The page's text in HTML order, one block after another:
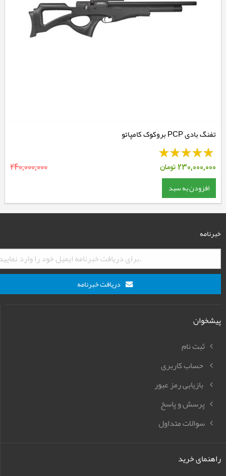
تفنگ بادی PCP بروکوک کامپاتو
230,000,000تومان 240,000,000
افزودن به سبد
خبرنامه
دریافت خبرنامه
پیشخوان
ثبت نام
حساب کاربری
بازیابی رمز عبور
پرسش و پاسخ
سوالات متداول
راهنمای خرید